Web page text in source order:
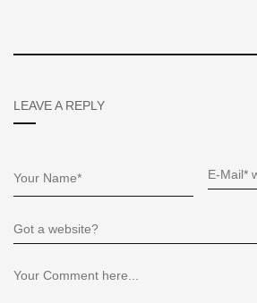
LEAVE A REPLY